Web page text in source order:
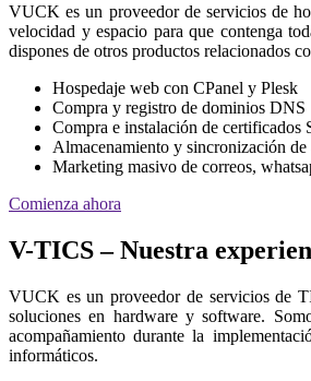
VUCK es un proveedor de servicios de
velocidad y espacio para que contenga
dispones de otros productos relacionados
Hospedaje web con CPanel y Plesk
Compra y registro de dominios DNS
Compra e instalación de certificados
Almacenamiento y sincronización
Marketing masivo de correos,
Comienza ahora
V-TICS – Nuestra
VUCK es un proveedor de servicios de
soluciones en hardware y software.
acompañamiento durante la
informáticos.